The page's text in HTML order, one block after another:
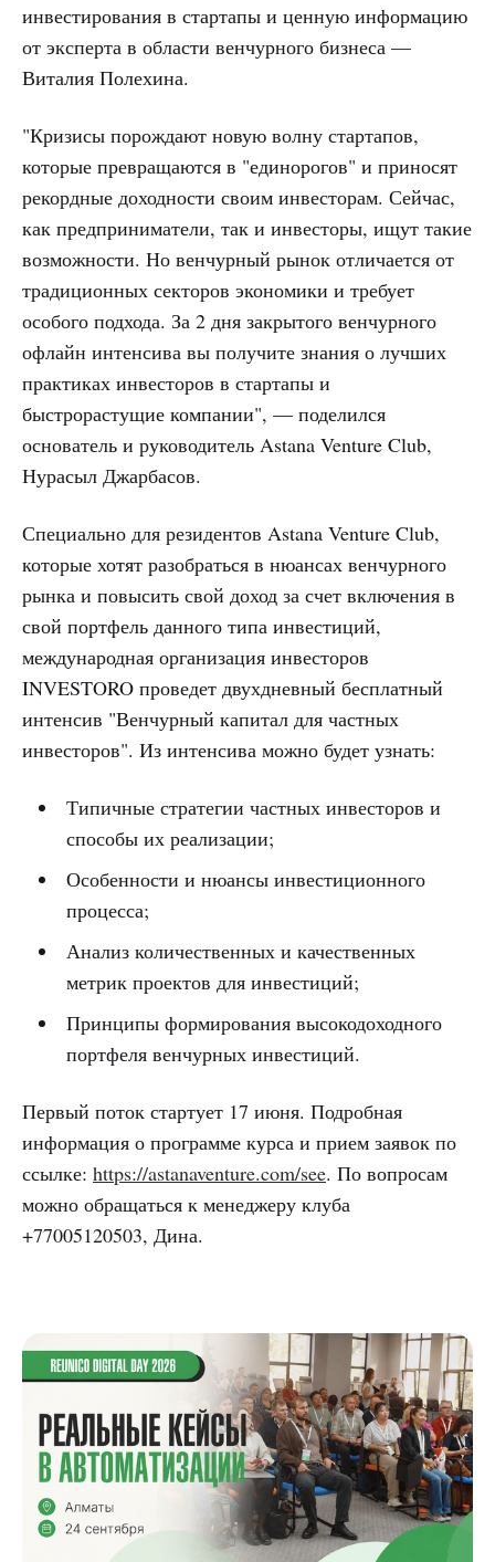
инвестирования в стартапы и ценную информацию
от эксперта в области венчурного бизнеса —
Виталия Полехина.
"Кризисы порождают новую волну стартапов,
которые превращаются в "единорогов" и приносят
рекордные доходности своим инвесторам. Сейчас,
как предприниматели, так и инвесторы, ищут такие
возможности. Но венчурный рынок отличается от
традиционных секторов экономики и требует
особого подхода. За 2 дня закрытого венчурного
офлайн интенсива вы получите знания о лучших
практиках инвесторов в стартапы и
быстрорастущие компании", — поделился
основатель и руководитель Astana Venture Club,
Нурасыл Джарбасов.
Специально для резидентов Astana Venture Club,
которые хотят разобраться в нюансах венчурного
рынка и повысить свой доход за счет включения в
свой портфель данного типа инвестиций,
международная организация инвесторов
INVESTORO проведет двухдневный бесплатный
интенсив "Венчурный капитал для частных
инвесторов". Из интенсива можно будет узнать:
Типичные стратегии частных инвесторов и
способы их реализации;
Особенности и нюансы инвестиционного
процесса;
Анализ количественных и качественных
метрик проектов для инвестиций;
Принципы формирования высокодоходного
портфеля венчурных инвестиций.
Первый поток стартует 17 июня. Подробная
информация о программе курса и прием заявок по
ссылке: https://astanaventure.com/see. По вопросам
можно обращаться к менеджеру клуба
+77005120503, Дина.